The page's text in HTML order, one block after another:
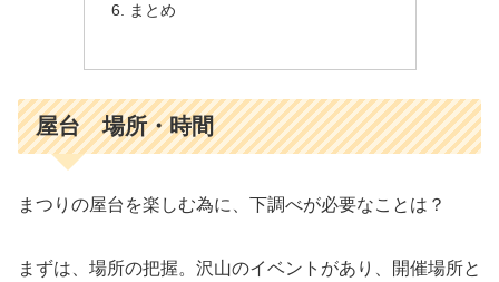
まとめ
屋台 場所・時間
まつりの屋台を楽しむ為に、下調べが必要なことは？
まずは、場所の把握。沢山のイベントがあり、開催場所と